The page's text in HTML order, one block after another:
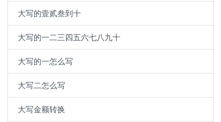
大写的壹贰叁到十
大写的一二三四五六七八九十
大写的一怎么写
大写二怎么写
大写金额转换